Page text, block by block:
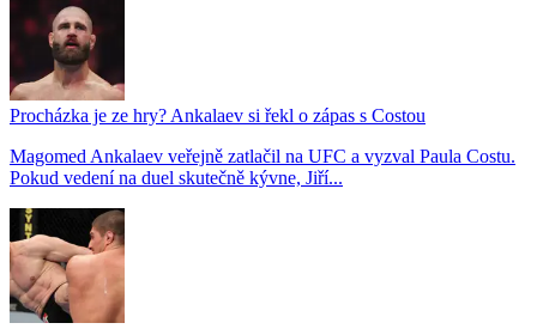
Procházka je ze hry? Ankalaev si řekl o zápas s Costou
Magomed Ankalaev veřejně zatlačil na UFC a vyzval Paula Costu.
Pokud vedení na duel skutečně kývne, Jiří...